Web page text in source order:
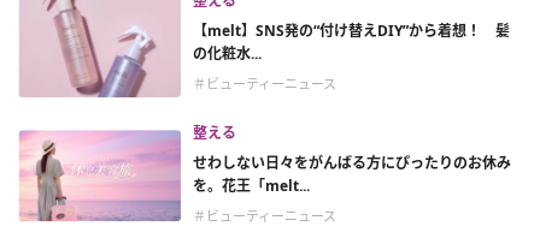
【melt】SNS発の“付け替えDIY”から着想！ 髪
の化粧水...
＃ビューティーニュース
整える
せわしない日々をがんばる方にぴったりのお休み
を。花王「melt...
＃ビューティーニュース